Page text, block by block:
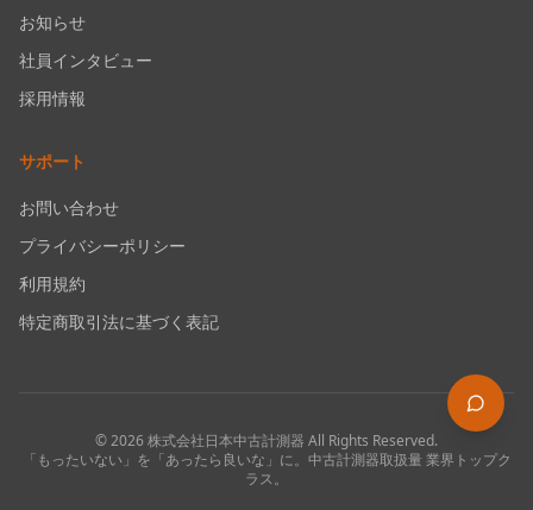
お知らせ
社員インタビュー
採用情報
サポート
お問い合わせ
プライバシーポリシー
利用規約
特定商取引法に基づく表記
©2026株式会社日本中古計測器 All Rights Reserved.
「もったいない」を「あったら良いな」に。中古計測器取扱量 業界トップク
ラス。